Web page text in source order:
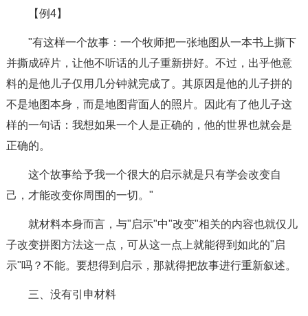
【例4】
"有这样一个故事：一个牧师把一张地图从一本书上撕下
并撕成碎片，让他不听话的儿子重新拼好。不过，出乎他意
料的是他儿子仅用几分钟就完成了。其原因是他的儿子拼的
不是地图本身，而是地图背面人的照片。因此有了他儿子这
样的一句话：我想如果一个人是正确的，他的世界也就会是
正确的。
这个故事给予我一个很大的启示就是只有学会改变自
己，才能改变你周围的一切。"
就材料本身而言，与"启示"中"改变"相关的内容也就仅儿
子改变拼图方法这一点，可从这一点上就能得到如此的"启
示"吗？不能。要想得到启示，那就得把故事进行重新叙述。
三、没有引申材料